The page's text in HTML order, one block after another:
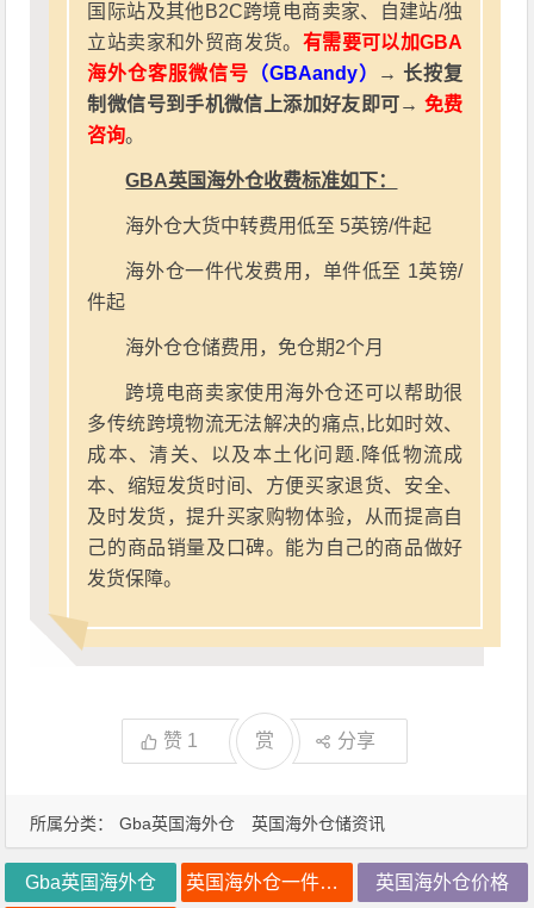
所属分类： Gba英国海外仓 英国海外仓储资讯
国际站及其他B2C跨境电商卖家、自建站/独
立站卖家和外贸商发货。 有需要可以加GBA
海外仓客服微信号 （GBAandy）
→ 长按复
制微信号到手机微信上添加好友即可→ 免费
咨询。
GBA英国海外仓收费标准如下：
海外仓大货中转费用低至 5英镑/件起
海外仓一件代发费用，单件低至 1英镑/
件起
海外仓仓储费用，免仓期2个月
跨境电商卖家使用海外仓还可以帮助很
多传统跨境物流无法解决的痛点,比如时效、
成本、清关、以及本土化问题.降低物流成
本、缩短发货时间、方便买家退货、安全、
及时发货，提升买家购物体验，从而提高自
己的商品销量及口碑。能为自己的商品做好
发货保障。
赞 1 赏 分享
Gba英国海外仓 英国海外仓一件代发 英国海外仓价格